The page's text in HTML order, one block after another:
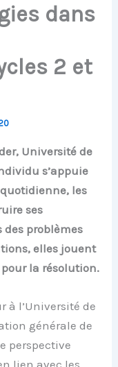
dans
2 et
Université de
s’appuie
les
ses
problèmes
elles jouent
la résolution.
à l’Université de
générale de
perspective
lien avec les